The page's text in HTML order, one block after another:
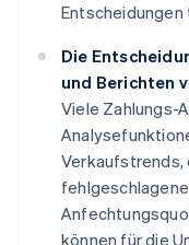
Die
und Berichten
Viele Zahlungs-
Verkaufstrends,
können für die